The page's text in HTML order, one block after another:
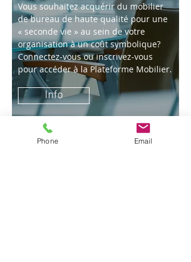
Vous souhaitez acquérir du mobilier
de bureau de haute qualité pour une
« seconde vie » au sein de votre
organisation à un coût symbolique?
Connectez-vous ou inscrivez-vous
pour accéder à la Plateforme Mobilier.
Info
Phone Email